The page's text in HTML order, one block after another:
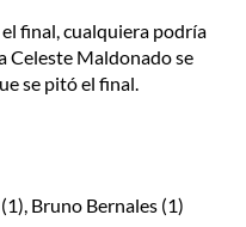
final, cualquiera podría
Celeste Maldonado se
se pitó el final.
Bruno Bernales (1)